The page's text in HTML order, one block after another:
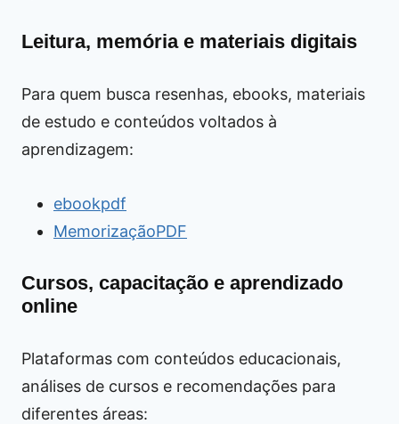
Leitura, memória e materiais digitais
Para quem busca resenhas, ebooks, materiais
de estudo e conteúdos voltados à
aprendizagem:
ebookpdf
MemorizaçãoPDF
Cursos, capacitação e aprendizado
online
Plataformas com conteúdos educacionais,
análises de cursos e recomendações para
diferentes áreas: